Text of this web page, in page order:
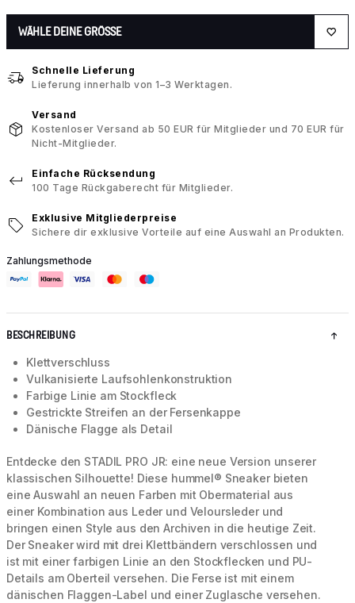
WÄHLE DEINE GRÖSSE
Schnelle Lieferung
Lieferung innerhalb von 1–3 Werktagen.
Versand
Kostenloser Versand ab 50 EUR für Mitglieder und 70 EUR für
Nicht-Mitglieder.
Einfache Rücksendung
100 Tage Rückgaberecht für Mitglieder.
Exklusive Mitgliederpreise
Sichere dir exklusive Vorteile auf eine Auswahl an Produkten.
Zahlungsmethode
BESCHREIBUNG
Klettverschluss
Vulkanisierte Laufsohlenkonstruktion
Farbige Linie am Stockfleck
Gestrickte Streifen an der Fersenkappe
Dänische Flagge als Detail
Entdecke den STADIL PRO JR: eine neue Version unserer
klassischen Silhouette! Diese hummel® Sneaker bieten
eine Auswahl an neuen Farben mit Obermaterial aus
einer Kombination aus Leder und Veloursleder und
bringen einen Style aus den Archiven in die heutige Zeit.
Der Sneaker wird mit drei Klettbändern verschlossen und
ist mit einer farbigen Linie an den Stockflecken und PU-
Details am Oberteil versehen. Die Ferse ist mit einem
dänischen Flaggen-Label und einer Zuglasche versehen.